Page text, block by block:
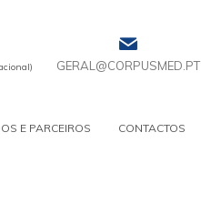
GERAL@CORPUSMED.PT
E PARCEIROS CONTACTOS